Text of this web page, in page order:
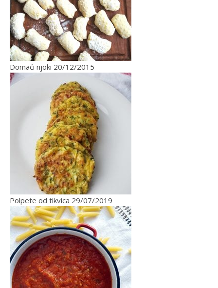
Domaći njoki 20/12/2015
Polpete od tikvica 29/07/2019